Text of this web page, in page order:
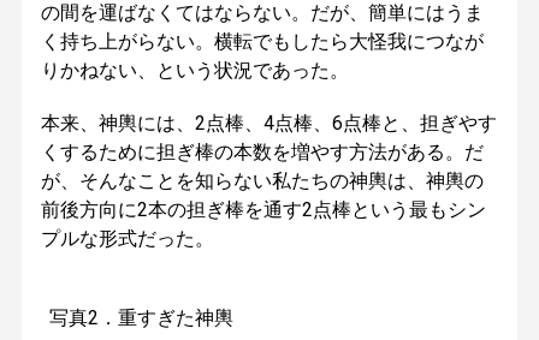
の間を運ばなくてはならない。だが、簡単にはうま
く持ち上がらない。横転でもしたら大怪我につなが
りかねない、という状況であった。
本来、神輿には、2点棒、4点棒、6点棒と、担ぎやす
くするために担ぎ棒の本数を増やす方法がある。だ
が、そんなことを知らない私たちの神輿は、神輿の
前後方向に2本の担ぎ棒を通す2点棒という最もシン
プルな形式だった。
写真2．重すぎた神輿